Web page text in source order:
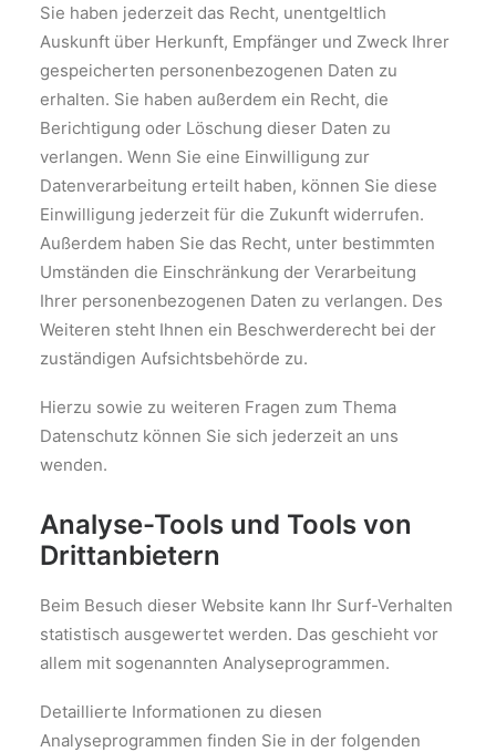
Sie haben jederzeit das Recht, unentgeltlich
Auskunft über Herkunft, Empfänger und Zweck Ihrer
gespeicherten personenbezogenen Daten zu
erhalten. Sie haben außerdem ein Recht, die
Berichtigung oder Löschung dieser Daten zu
verlangen. Wenn Sie eine Einwilligung zur
Datenverarbeitung erteilt haben, können Sie diese
Einwilligung jederzeit für die Zukunft widerrufen.
Außerdem haben Sie das Recht, unter bestimmten
Umständen die Einschränkung der Verarbeitung
Ihrer personenbezogenen Daten zu verlangen. Des
Weiteren steht Ihnen ein Beschwerderecht bei der
zuständigen Aufsichtsbehörde zu.
Hierzu sowie zu weiteren Fragen zum Thema
Datenschutz können Sie sich jederzeit an uns
wenden.
Analyse-Tools und Tools von
Dritt­anbietern
Beim Besuch dieser Website kann Ihr Surf-Verhalten
statistisch ausgewertet werden. Das geschieht vor
allem mit sogenannten Analyseprogrammen.
Detaillierte Informationen zu diesen
Analyseprogrammen finden Sie in der folgenden